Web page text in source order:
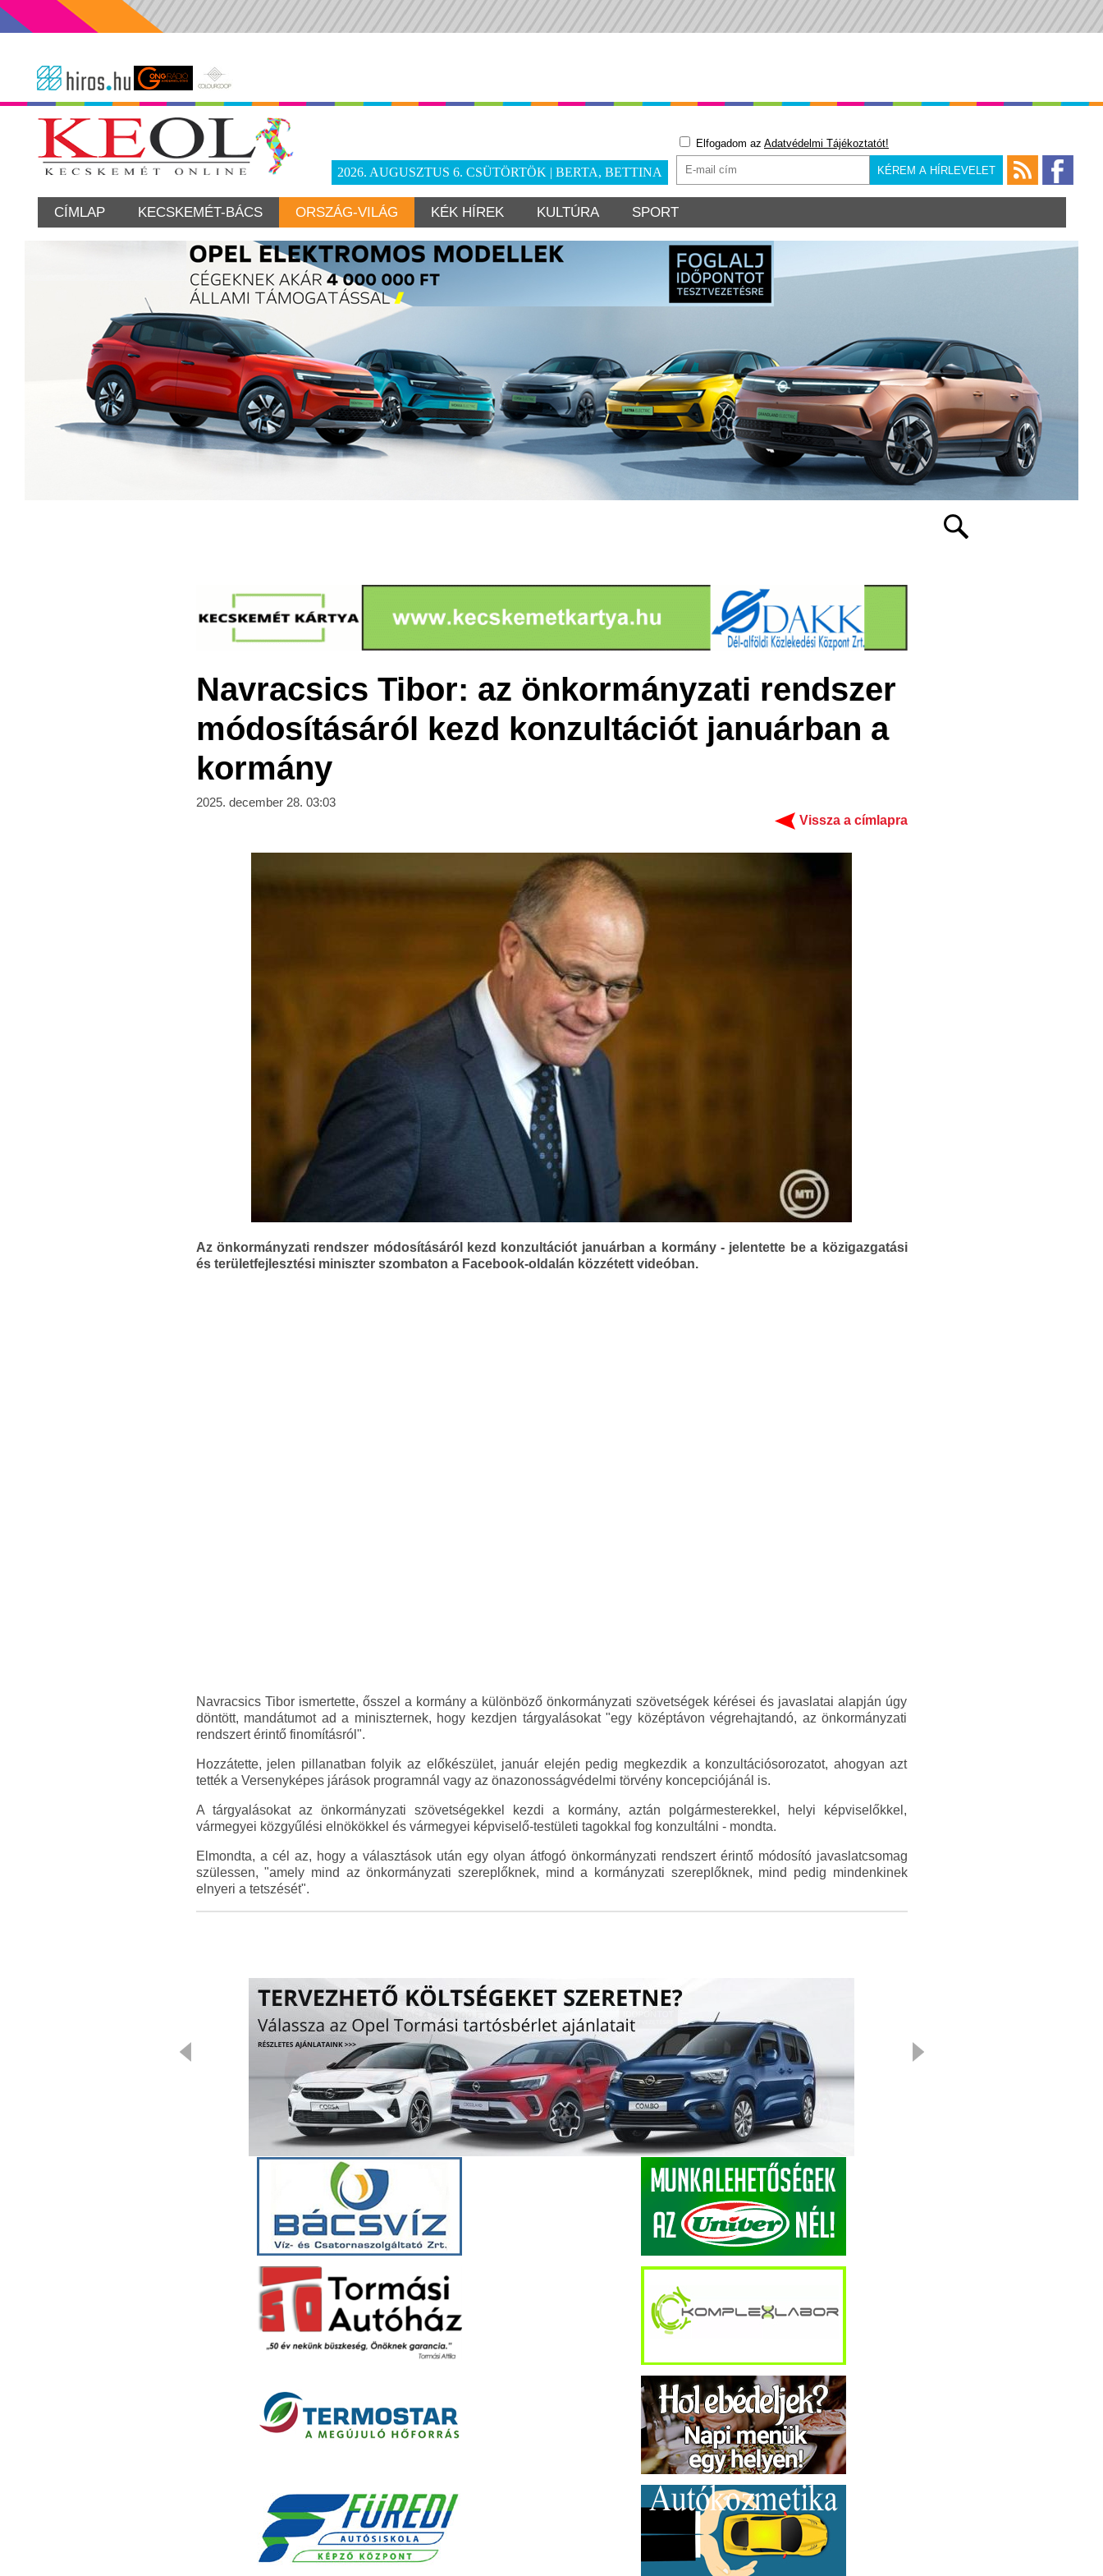
2026. AUGUSZTUS 6. CSÜTÖRTÖK | BERTA, BETTINA
Elfogadom az Adatvédelmi Tájékoztatót!
CÍMLAP KECSKEMÉT-BÁCS ORSZÁG-VILÁG KÉK HÍREK KULTÚRA SPORT
Navracsics Tibor: az önkormányzati rendszer
módosításáról kezd konzultációt januárban a
kormány
2025. december 28. 03:03
Vissza a címlapra
Az önkormányzati rendszer módosításáról kezd konzultációt januárban a kormány - jelentette be a közigazgatási
és területfejlesztési miniszter szombaton a Facebook-oldalán közzétett videóban.
Navracsics Tibor ismertette, ősszel a kormány a különböző önkormányzati szövetségek kérései és javaslatai alapján úgy
döntött, mandátumot ad a miniszternek, hogy kezdjen tárgyalásokat "egy középtávon végrehajtandó, az önkormányzati
rendszert érintő finomításról".
Hozzátette, jelen pillanatban folyik az előkészület, január elején pedig megkezdik a konzultációsorozatot, ahogyan azt
tették a Versenyképes járások programnál vagy az önazonosságvédelmi törvény koncepciójánál is.
A tárgyalásokat az önkormányzati szövetségekkel kezdi a kormány, aztán polgármesterekkel, helyi képviselőkkel,
vármegyei közgyűlési elnökökkel és vármegyei képviselő-testületi tagokkal fog konzultálni - mondta.
Elmondta, a cél az, hogy a választások után egy olyan átfogó önkormányzati rendszert érintő módosító javaslatcsomag
szülessen, "amely mind az önkormányzati szereplőknek, mind a kormányzati szereplőknek, mind pedig mindenkinek
elnyeri a tetszését".